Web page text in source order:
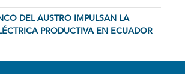
DEL AUSTRO IMPULSAN LA
PRODUCTIVA EN ECUADOR